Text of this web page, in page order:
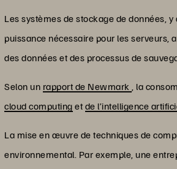
Les systèmes de stockage de données,
puissance nécessaire pour les serveurs,
des données et des processus de
Selon un rapport de Newmark , la
cloud computing et de l’intelligence
La mise en œuvre de techniques de
environnemental. Par exemple, une